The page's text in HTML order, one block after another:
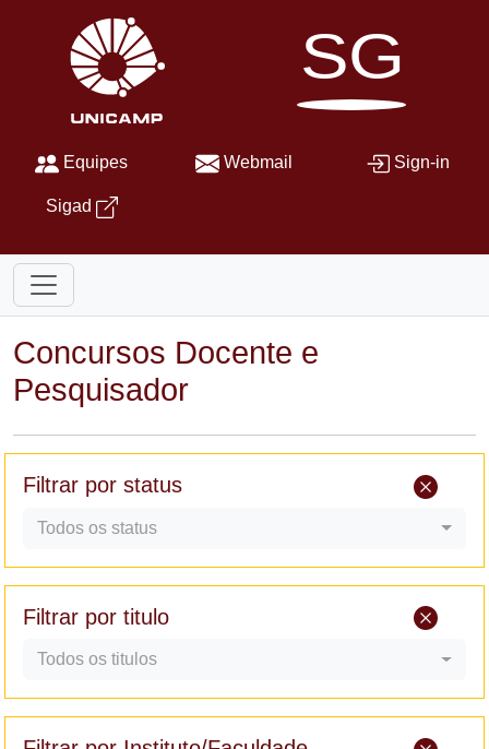
SG
Equipes Webmail Sign-in
Sigad
Concursos Docente e
Pesquisador
Filtrar por status
Todos os status
Filtrar por titulo
Todos os titulos